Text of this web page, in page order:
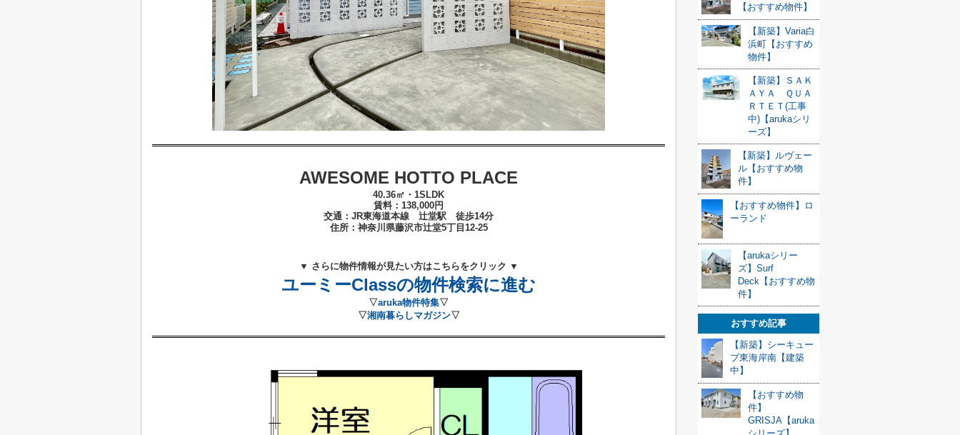
AWESOME HOTTO PLACE
40.36㎡・1SLDK
賃料：138,000円
交通：JR東海道本線 辻堂駅 徒歩14分
住所： 神奈川県藤沢市辻堂5丁目12-25
▼ さらに物件情報が見たい方はこちらをクリック ▼
ユーミーClassの物件検索に進む
▽aruka物件特集▽
▽湘南暮らしマガジン▽
【おすすめ物件】
【新築】Varia白
浜町【おすすめ
物件】
【新築】ＳＡＫ
ＡＹＡ ＱＵＡ
ＲＴＥＴ(工事
中)【arukaシリ
ーズ】
【新築】ルヴェー
ル【おすすめ物
件】
【おすすめ物件】ロ
ーランド
【arukaシリー
ズ】Surf
Deck【おすすめ物
件】
おすすめ記事
【新築】シーキュー
ブ東海岸南【建築
中】
【おすすめ物
件】
GRISJA【aruka